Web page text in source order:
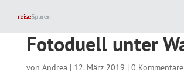
Fotoduell unter
von Andrea | 12. März 2019 | 0 Kommentare